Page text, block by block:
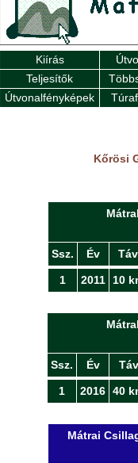
Kiírás
Teljesítők
Útvonalfényképek
Kőrösi
Ssz. Év Táv
1 2011 10
Ssz. Év Táv
1 2016 40
Mátrai